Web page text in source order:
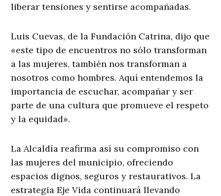
liberar tensiones y sentirse acompañadas.
Luis Cuevas, de la Fundación Catrina, dijo que
«este tipo de encuentros no sólo transforman
a las mujeres, también nos transforman a
nosotros como hombres. Aquí entendemos la
importancia de escuchar, acompañar y ser
parte de una cultura que promueve el respeto
y la equidad».
La Alcaldía reafirma así su compromiso con
las mujeres del municipio, ofreciendo
espacios dignos, seguros y restaurativos. La
estrategia Eje Vida continuará llevando